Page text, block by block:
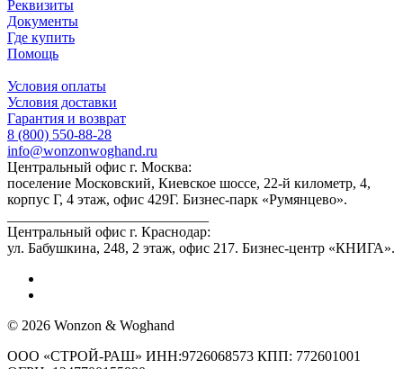
Реквизиты
Документы
Где купить
Помощь
Условия оплаты
Условия доставки
Гарантия и возврат
8 (800) 550-88-28
info@wonzonwoghand.ru
Центральный офис г. Москва:
поселение Московский, Киевское шоссе, 22-й километр, 4,
корпус Г, 4 этаж, офис 429Г. Бизнес-парк «Румянцево».
Центральный офис г. Краснодар:
ул. Бабушкина, 248, 2 этаж, офис 217. Бизнес-центр «КНИГА».
© 2026 Wonzon & Woghand
ООО «СТРОЙ-РАШ» ИНН:9726068573 КПП: 772601001